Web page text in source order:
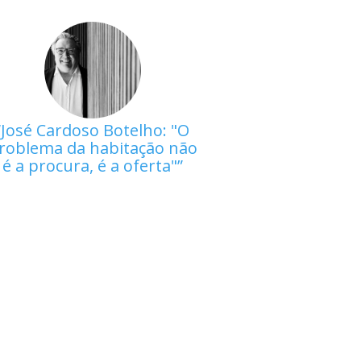
José Cardoso Botelho: "O
da habitação não
é a procura, é a oferta"